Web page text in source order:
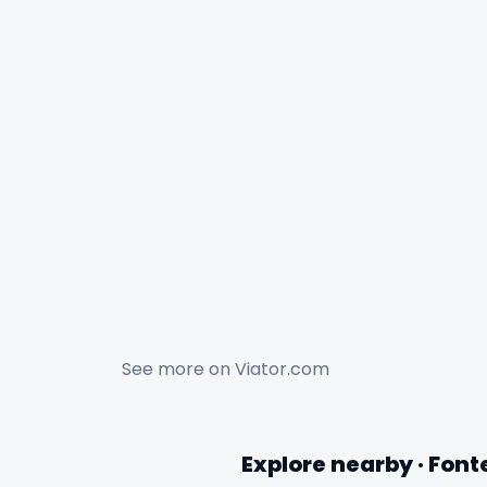
See more on Viator.com
Explore nearby ·